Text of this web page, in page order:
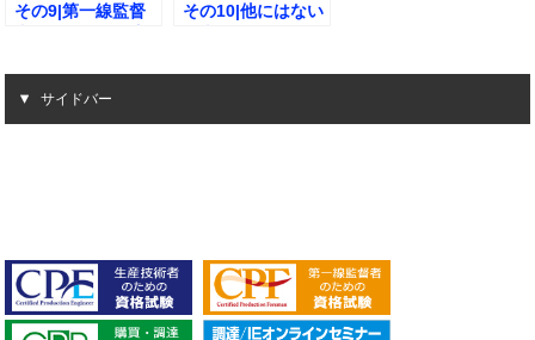
その9|第一線監督
その10|他にはない
サイドバー